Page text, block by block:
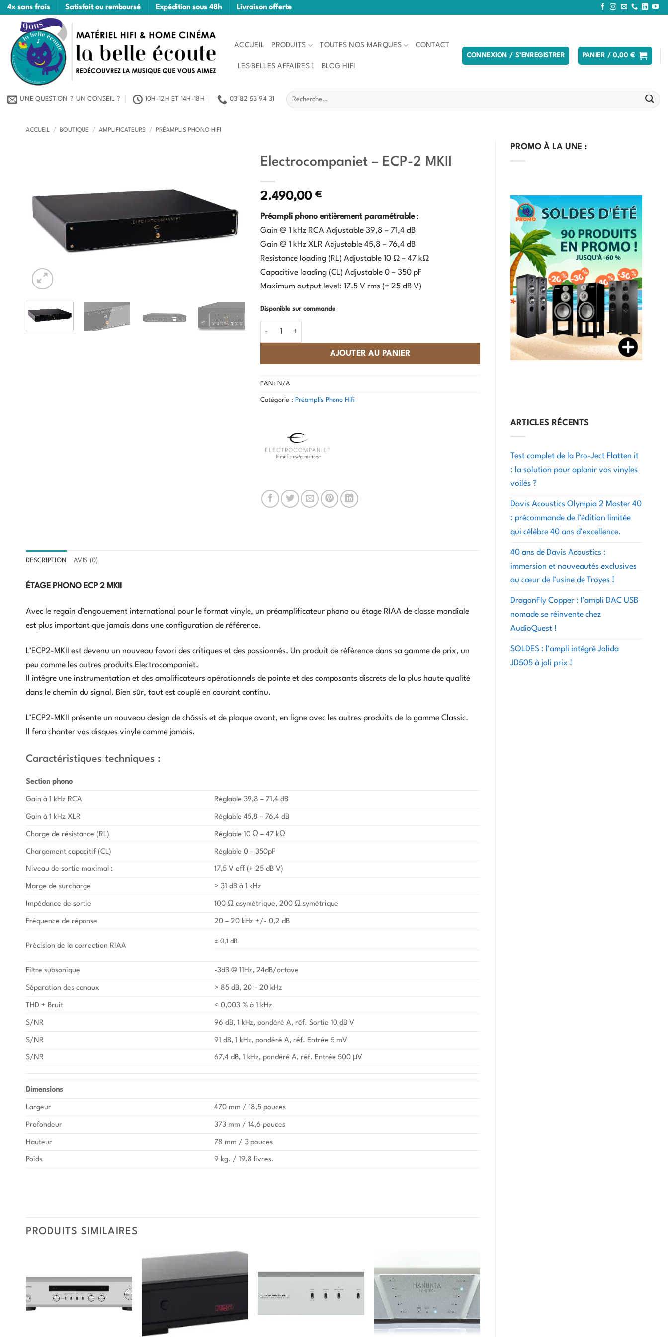
Passer
contenu
4x sans frais Satisfait ou remboursé Expédition sous 48h Livraison offerte
ACCUEIL PRODUITS TOUTES NOS MARQUES CONTACT
LES BELLES AFFAIRES ! BLOG HIFI
CONNEXION / S’ENREGISTRER PANIER /0,00 €
UNE QUESTION ? UN CONSEIL ? 10H-12H ET 14H-18H 03 82 53 94 31
Recherche
pour :
ACCUEIL / BOUTIQUE / AMPLIFICATEURS / PRÉAMPLIS PHONO HIFI
PROMO À LA UNE :
ARTICLES RÉCENTS
Test complet de la Pro-Ject Flatten it
: la solution pour aplanir vos vinyles
voilés ?
Davis Acoustics Olympia 2 Master 40
: précommande de l’édition limitée
qui célèbre 40 ans d’excellence.
40 ans de Davis Acoustics :
immersion et nouveautés exclusives
au cœur de l’usine de Troyes !
DragonFly Copper : l’ampli DAC USB
nomade se réinvente chez
AudioQuest !
SOLDES : l’ampli intégré Jolida
JD505 à joli prix !
Electrocompaniet – ECP-2 MKII
2.490,00 €
Préampli phono entièrement paramétrable:
Gain @ 1 kHz RCA Adjustable 39,8 – 71,4 dB
Gain @ 1 kHz XLR Adjustable 45,8 – 76,4 dB
Resistance loading (RL) Adjustable 10 Ω – 47 kΩ
Capacitive loading (CL) Adjustable 0 – 350 pF
Maximum output level: 17.5 V rms (+ 25 dB V)
Disponible sur commande
quantité de Electrocompaniet - ECP-2 MKII
AJOUTER AU PANIER
EAN: N/A
Catégorie : Préamplis Phono Hifi
DESCRIPTION AVIS (0)
ÉTAGE PHONO ECP 2 MKII
Avec le regain d’engouement international pour le format vinyle, un préamplificateur phono ou étage RIAA de classe mondiale
est plus important que jamais dans une configuration de référence.
L’ECP2-MKII est devenu un nouveau favori des critiques et des passionnés. Un produit de référence dans sa gamme de prix, un
peu comme les autres produits Electrocompaniet.
Il intègre une instrumentation et des amplificateurs opérationnels de pointe et des composants discrets de la plus haute qualité
dans le chemin du signal. Bien sûr, tout est couplé en courant continu.
L’ECP2-MKII présente un nouveau design de châssis et de plaque avant, en ligne avec les autres produits de la gamme Classic.
Il fera chanter vos disques vinyle comme jamais.
Caractéristiques techniques :
Section phono
Gain à 1 kHz RCA Réglable 39,8 – 71,4 dB
Gain à 1 kHz XLR Réglable 45,8 – 76,4 dB
Charge de résistance (RL) Réglable 10 Ω – 47 kΩ
Chargement capacitif (CL) Réglable 0 – 350pF
Niveau de sortie maximal : 17,5 V eff (+ 25 dB V)
Marge de surcharge > 31 dB à 1 kHz
Impédance de sortie 100 Ω asymétrique, 200 Ω symétrique
Fréquence de réponse 20 – 20 kHz +/- 0,2 dB
Précision de la correction RIAA
± 0,1 dB
Filtre subsonique -3dB @ 11Hz, 24dB/octave
Séparation des canaux > 85 dB, 20 – 20 kHz
THD + Bruit < 0,003 % à 1 kHz
S/NR 96 dB, 1 kHz, pondéré A, réf. Sortie 10 dB V
S/NR 91 dB, 1 kHz, pondéré A, réf. Entrée 5 mV
S/NR 67,4 dB, 1 kHz, pondéré A, réf. Entrée 500 μV
Dimensions
Largeur 470 mm / 18,5 pouces
Profondeur 373 mm / 14,6 pouces
Hauteur 78 mm / 3 pouces
Poids 9 kg. / 19,8 livres.
PRODUITS SIMILAIRES